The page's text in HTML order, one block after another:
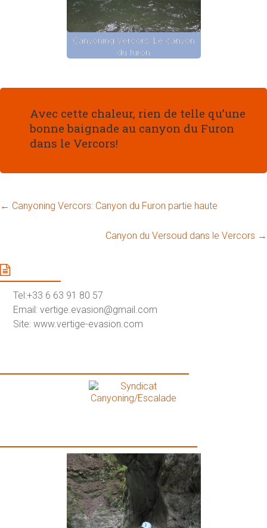
Canyoning Vercors: Le canyon
du furon
Avec cette chaleur, rien de telle qu’une
bonne baignade au canyon du Furon
dans le Vercors!
← Canyoning Vercors: Canyon du Furon partie haute
Canyon du Versoud dans le Vercors →
Tel:+33 6 63 91 80 57
Email: vertige.evasion@gmail.com
Site: www.vertige-evasion.com